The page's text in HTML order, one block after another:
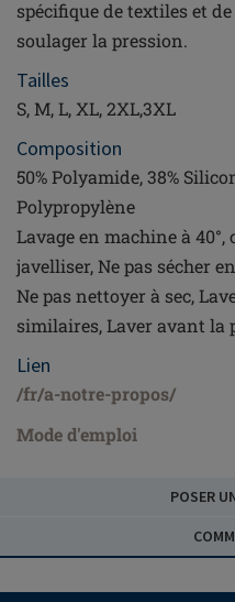
spécifique de textiles et
soulager la pression.
Tailles
S, M, L, XL, 2XL,3XL
Composition
50% Polyamide, 38%
Polypropylène
Lavage en machine à 40°,
javelliser, Ne pas sécher
Ne pas nettoyer à sec,
similaires, Laver avant la
Lien
/fr/a-notre-propos/
Mode d'emploi
POSER